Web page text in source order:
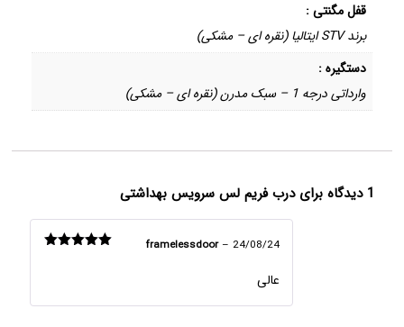
قفل مگنتی :
برند STV ایتالیا (نقره ای – مشکی)
دستگیره :
وارداتی درجه 1 – سبک مدرن (نقره ای – مشکی)
1 دیدگاه برای درب فریم لس سرویس بهداشتی
framelessdoor – 24/08/24
عالی